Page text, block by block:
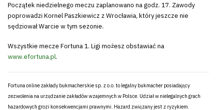
Początek niedzielnego meczu zaplanowano na godz. 17. Zawody
poprowadzi Kornel Paszkiewicz z Wrocławia, który jeszcze nie
sędziował Warcie w tym sezonie.
Wszystkie mecze Fortuna 1. Ligi możesz obstawiać na
www.efortuna.pl.
Fortuna online zakłady bukmacherskie sp. z o.o. to legalny bukmacher posiadający
zezwolenia na urządzanie zakładów wzajemnych w Polsce. Udział w nielegalnych grach
hazardowych grozi konsekwencjami prawnymi. Hazard związany jest z ryzykiem.